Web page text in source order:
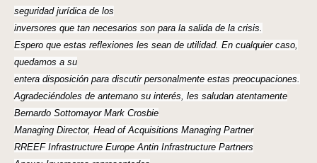
seguridad jurídica de los
inversores que tan necesarios son para la salida de la crisis.
Espero que estas reflexiones les sean de utilidad. En cualquier caso,
quedamos a su
entera disposición para discutir personalmente estas preocupaciones.
Agradeciéndoles de antemano su interés, les saludan atentamente
Bernardo Sottomayor Mark Crosbie
Managing Director, Head of Acquisitions Managing Partner
RREEF Infrastructure Europe Antin Infrastructure Partners